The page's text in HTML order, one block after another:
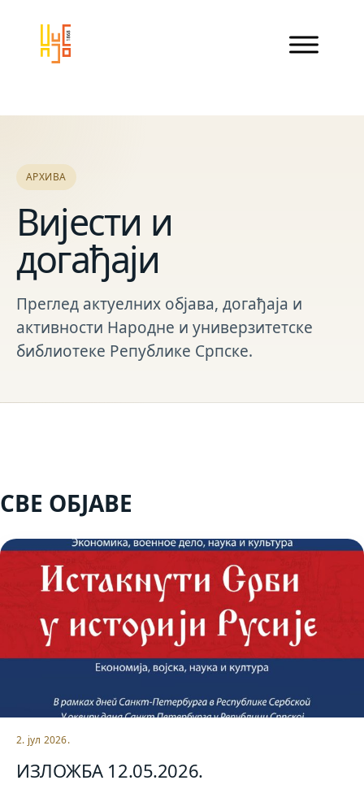
АРХИВА
Вијести и
догађаји
Преглед актуелних објава, догађаја и
активности Народне и универзитетске
библиотеке Републике Српске.
СВЕ ОБЈАВЕ
2. јул 2026.
ИЗЛОЖБА 12.05.2026.